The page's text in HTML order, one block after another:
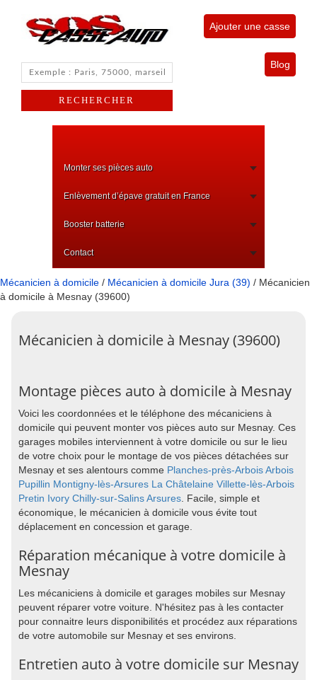
Ajouter une casse
Blog
Monter ses pièces auto
Enlèvement d’épave gratuit en France
Booster batterie
Contact
Mécanicien à domicile / Mécanicien à domicile Jura (39) / Mécanicien
à domicile à Mesnay (39600)
Mécanicien à domicile à Mesnay (39600)
Montage pièces auto à domicile à Mesnay
Voici les coordonnées et le téléphone des mécaniciens à
domicile qui peuvent monter vos pièces auto sur Mesnay. Ces
garages mobiles interviennent à votre domicile ou sur le lieu
de votre choix pour le montage de vos pièces détachées sur
Mesnay et ses alentours comme Planches-près-ArboisArbois
Pupillin Montigny-lès-Arsures La Châtelaine Villette-lès-Arbois
Pretin Ivory Chilly-sur-SalinsArsures. Facile, simple et
économique, le mécanicien à domicile vous évite tout
déplacement en concession et garage.
Réparation mécanique à votre domicile à
Mesnay
Les mécaniciens à domicile et garages mobiles sur Mesnay
peuvent réparer votre voiture. N'hésitez pas à les contacter
pour connaitre leurs disponibilités et procédez aux réparations
de votre automobile sur Mesnay et ses environs.
Entretien auto à votre domicile sur Mesnay